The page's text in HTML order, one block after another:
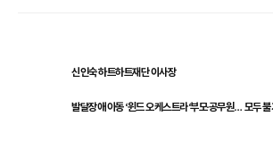
신인숙 하트하트재단 이사장
발달장애 아동 ‘윈드 오케스트라‘부모·공무원… 모